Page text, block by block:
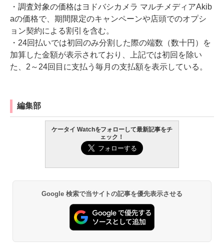
・調査対象の価格はヨドバシカメラ マルチメディアAkib
aの価格で、期間限定のキャンペーンや店頭でのオプシ
ョン契約による割引を含む。
・24回払いでは初回のみ分割した際の端数（数十円）を
加算した金額が表示されており、上記では初回を除い
た、2～24回目に支払う毎月の支払額を表示している。
編集部
ケータイ Watchをフォローして最新記事をチ
ェック！
Google 検索で当サイトの記事を優先表示させる